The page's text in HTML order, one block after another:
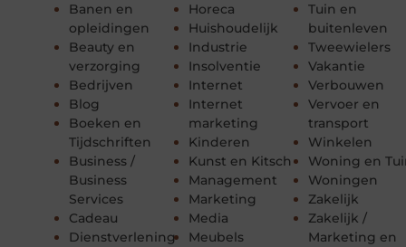
Banen en
opleidingen
Beauty en
verzorging
Bedrijven
Blog
Boeken en
Tijdschriften
Business /
Business
Services
Cadeau
Dienstverlening
Horeca
Huishoudelijk
Industrie
Insolventie
Internet
Internet
marketing
Kinderen
Kunst en Kitsch
Management
Marketing
Media
Meubels
Tuin en
buitenleven
Tweewielers
Vakantie
Verbouwen
Vervoer en
transport
Winkelen
Woning en
Woningen
Zakelijk
Zakelijk /
Marketing en